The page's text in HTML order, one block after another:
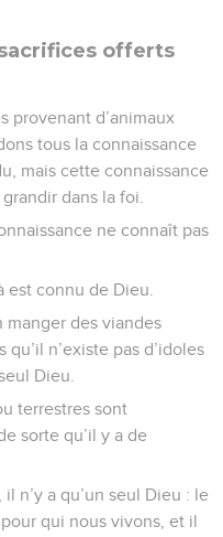
offerts
provenant d’animaux
tous la connaissance
mais cette connaissance
dans la foi.
ne connaît pas
est connu de Dieu.
manger des viandes
n’existe pas d’idoles
Dieu.
terrestres sont
sorte qu’il y a de
n’y a qu’un seul Dieu : le
qui nous vivons, et il